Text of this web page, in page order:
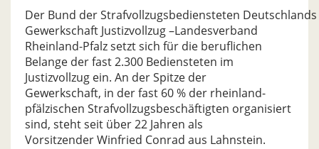
Der Bund der Strafvollzugsbediensteten Deutschlands
Gewerkschaft Justizvollzug –Landesverband
Rheinland-Pfalz setzt sich für die beruflichen
Belange der fast 2.300 Bediensteten im
Justizvollzug ein. An der Spitze der
Gewerkschaft, in der fast 60 % der rheinland-
pfälzischen Strafvollzugsbeschäftigten organisiert
sind, steht seit über 22 Jahren als
Vorsitzender Winfried Conrad aus Lahnstein.